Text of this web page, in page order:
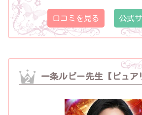
口コミを見る 公式
一条ルビー先生【ピュア